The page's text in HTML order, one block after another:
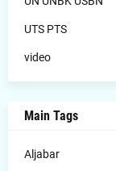
UTS PTS
video
Main Tags
Aljabar